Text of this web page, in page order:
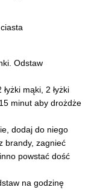
Odstaw
mąki, 2 łyżki
minut aby drożdże
dodaj do niego
brandy, zagnieć
powstać dość
na godzinę